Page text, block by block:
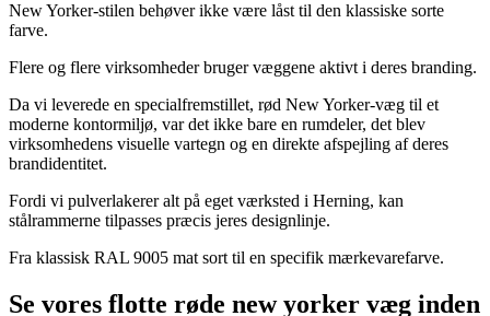
New Yorker-stilen behøver ikke være låst til den klassiske sorte
farve.
Flere og flere virksomheder bruger væggene aktivt i deres branding.
Da vi leverede en specialfremstillet, rød New Yorker-væg til et
moderne kontormiljø, var det ikke bare en rumdeler, det blev
virksomhedens visuelle vartegn og en direkte afspejling af deres
brandidentitet.
Fordi vi pulverlakerer alt på eget værksted i Herning, kan
stålrammerne tilpasses præcis jeres designlinje.
Fra klassisk RAL 9005 mat sort til en specifik mærkevarefarve.
Se vores flotte røde new yorker væg inden